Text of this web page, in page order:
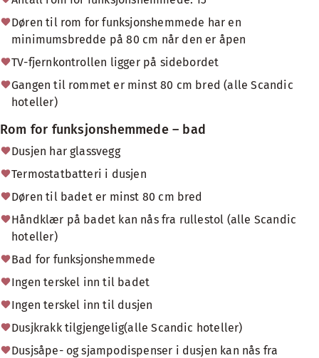
Døren til rom for funksjonshemmede har en
minimumsbredde på 80 cm når den er åpen
TV-fjernkontrollen ligger på sidebordet
Gangen til rommet er minst 80 cm bred (alle Scandic
hoteller)
Rom for funksjonshemmede – bad
Dusjen har glassvegg
Termostatbatteri i dusjen
Døren til badet er minst 80 cm bred
Håndklær på badet kan nås fra rullestol (alle Scandic
hoteller)
Bad for funksjonshemmede
Ingen terskel inn til badet
Ingen terskel inn til dusjen
Dusjkrakk tilgjengelig(alle Scandic hoteller)
Dusjsåpe- og sjampodispenser i dusjen kan nås fra